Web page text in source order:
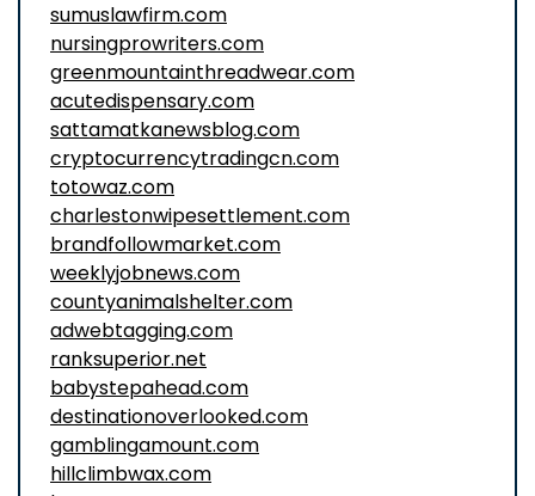
sumuslawfirm.com
nursingprowriters.com
greenmountainthreadwear.com
acutedispensary.com
sattamatkanewsblog.com
cryptocurrencytradingcn.com
totowaz.com
charlestonwipesettlement.com
brandfollowmarket.com
weeklyjobnews.com
countyanimalshelter.com
adwebtagging.com
ranksuperior.net
babystepahead.com
destinationoverlooked.com
gamblingamount.com
hillclimbwax.com